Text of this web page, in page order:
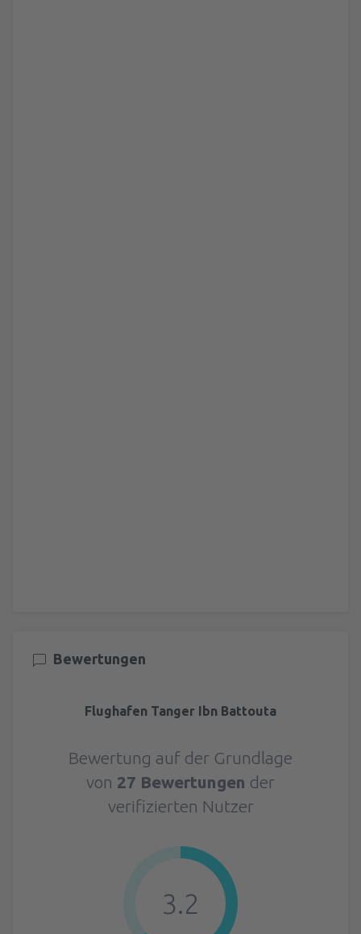
Bewertungen
Flughafen Tanger Ibn Battouta
Bewertung auf der Grundlage
von 27 Bewertungen der
verifizierten Nutzer
3.2